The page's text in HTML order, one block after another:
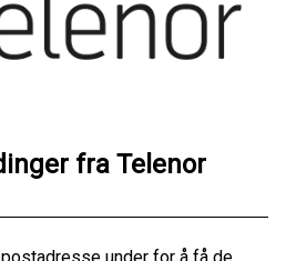
fra Telenor